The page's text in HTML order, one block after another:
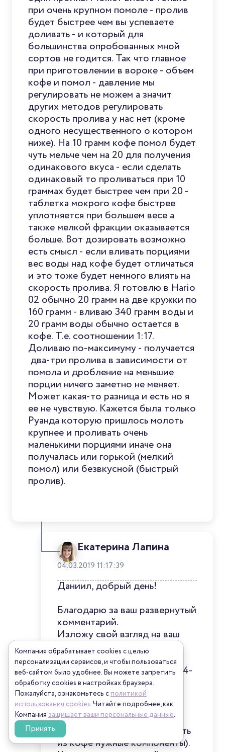
при очень крупном помоле - пролив
будет быстрее чем вы успеваете
доливать - и который для
большинства опробованных мной
сортов не годится. Так что главное
при приготовлении в вороке - объем
кофе и помол - давление мы
регулировать не можем а значит
других методов регулировать
скорость пролива у нас нет (кроме
одного несущественного о котором
ниже). На 10 грамм кофе помол будет
чуть мельче чем на 20 для получения
одинакового вкуса - если сделать
одинаковый то проливаться при 10
граммах будет быстрее чем при 20 -
таблетка мокрого кофе быстрее
уплотняется при большем весе а
также мелкой фракции оказывается
больше. Вот дозировать возможно
есть смысл - если вливать порциями
вес воды над кофе будет отличаться
и это тоже будет немного влиять на
скорость пролива. Я готовлю в Hario
02 обычно 20 грамм на две кружки по
160 грамм - вливаю 340 грамм воды и
20 грамм воды обычно остается в
кофе. Т.е. соотношении 1:17.
Доливаю по-максимуму - получается
два-три пролива в зависимости от
помола и дробление на меньшие
порции ничего заметно не меняет.
Может какая-то разница и есть но я
ее не чувствую. Кажется была только
Руанда которую пришлось молоть
крупнее и проливать очень
маленькими порциями иначе она
получалась или горькой (мелкий
помол) или безвкусной (быстрый
пролив).
Екатерина Лапина
04.03.2019 11:17:39
Даниил, добрый день!
Благодарю за ваш развернутый
комментарий.
Изложу свой взгляд на ваш
вопрос о поэтапном
импульсном вливании: при
дроблении объема воды на 4-
5 вливаний выходит, что мы
каждый раз вливаем новую
порцию воды, тем самым
повышаем экстрактивность
(способность воды извлекать
из кофе нужные компоненты).
Компания обрабатывает cookies с целью
персонализации сервисов, и чтобы пользоваться
веб-сайтом было удобнее. Вы можете запретить
обработку сookies в настройках браузера.
Пожалуйста, ознакомьтесь сполитикой
использования cookies. Читайте подробнее, как
Компания защищает ваши персональные данные.
Принять